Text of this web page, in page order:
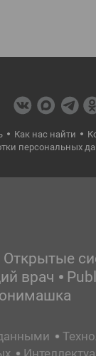
Как нас найти
персональных
Открытые
врач